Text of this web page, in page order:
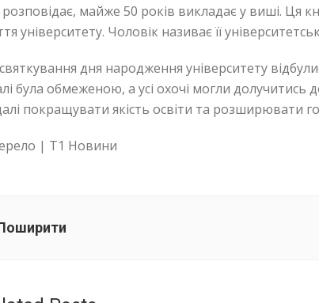
розповідає, майже 50 років викладає у виші. Ця
університету. Чоловік називає її
святкування дня народження університету
була обмеженою, а усі охочі могли долучитись
покращувати якість освіти та розширювати
| Т1 Новини